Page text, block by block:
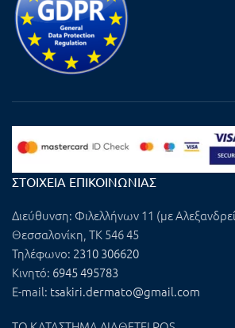
ΣΤΟΙΧΕΊΑ ΕΠΙΚΟΙΝΩΝΊΑΣ
Διεύθυνση: Φιλελλήνων 11 (με
Θεσσαλονίκη, ΤΚ 546 45
Τηλέφωνο: 2310 306620
Κινητό: 6945 495783
E-mail: tsakiri.dermato@gmail.com